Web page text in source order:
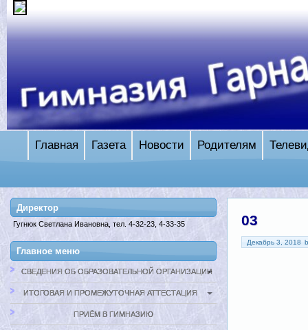
Главная Газета Новости Родителям
03
Декабрь 3, 2018
Директор
Гугнюк Светлана Ивановна, тел. 4-32-23, 4-33-35
Главное меню
СВЕДЕНИЯ ОБ ОБРАЗОВАТЕЛЬНОЙ ОРГАНИЗАЦИИ
ИТОГОВАЯ И ПРОМЕЖУТОЧНАЯ АТТЕСТАЦИЯ
ПРИЁМ В ГИМНАЗИЮ